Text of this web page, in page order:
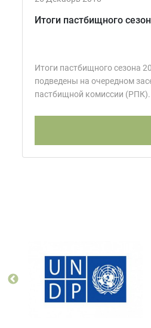
Итоги пастбищного
Итоги пастбищного сезона
подведены на очередном
пастбищной комиссии (РПК).